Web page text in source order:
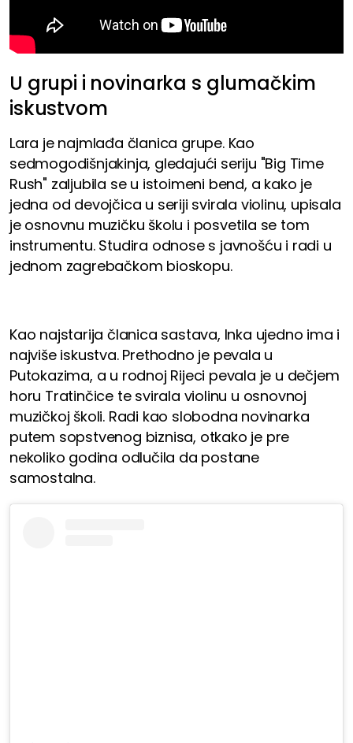
U grupi i novinarka s glumačkim
iskustvom
Lara je najmlađa članica grupe. Kao
sedmogodišnjakinja, gledajući seriju "Big Time
Rush" zaljubila se u istoimeni bend, a kako je
jedna od devojčica u seriji svirala violinu, upisala
je osnovnu muzičku školu i posvetila se tom
instrumentu. Studira odnose s javnošću i radi u
jednom zagrebačkom bioskopu.
Kao najstarija članica sastava, Inka ujedno ima i
najviše iskustva. Prethodno je pevala u
Putokazima, a u rodnoj Rijeci pevala je u dečjem
horu Tratinčice te svirala violinu u osnovnoj
muzičkoj školi. Radi kao slobodna novinarka
putem sopstvenog biznisa, otkako je pre
nekoliko godina odlučila da postane
samostalna.